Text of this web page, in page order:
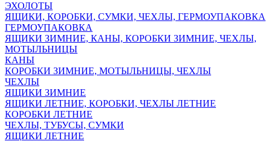
ЭХОЛОТЫ
ЯЩИКИ, КОРОБКИ, СУМКИ, ЧЕХЛЫ, ГЕРМОУПАКОВКА
ГЕРМОУПАКОВКА
ЯЩИКИ ЗИМНИЕ, КАНЫ, КОРОБКИ ЗИМНИЕ, ЧЕХЛЫ,
МОТЫЛЬНИЦЫ
КАНЫ
КОРОБКИ ЗИМНИЕ, МОТЫЛЬНИЦЫ, ЧЕХЛЫ
ЧЕХЛЫ
ЯЩИКИ ЗИМНИЕ
ЯЩИКИ ЛЕТНИЕ, КОРОБКИ, ЧЕХЛЫ ЛЕТНИЕ
КОРОБКИ ЛЕТНИЕ
ЧЕХЛЫ, ТУБУСЫ, СУМКИ
ЯЩИКИ ЛЕТНИЕ